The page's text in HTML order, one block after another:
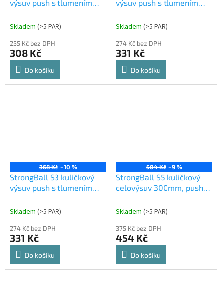
výsuv push s tlumením
Skladem (>5 PAR)
255 Kč bez DPH
308 Kč
Do košíku
výsuv push s tlumením
Skladem (>5 PAR)
274 Kč bez DPH
331 Kč
Do košíku
368 Kč –10 %
StrongBall S3 kuličkový
výsuv push s tlumením
Skladem (>5 PAR)
274 Kč bez DPH
331 Kč
Do košíku
504 Kč –9 %
StrongBall S5 kuličkový
celovýsuv 300mm, push
Skladem (>5 PAR)
375 Kč bez DPH
454 Kč
Do košíku